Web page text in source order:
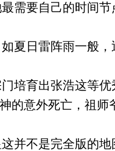
需要自己的时间节
夏日雷阵雨一般，
培育出张浩这等优
的意外死亡，祖师
并不是完全版的地